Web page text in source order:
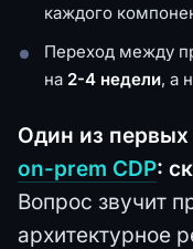
каждого
Переход между
на 2-4 недели, а
Один из
on-prem CDP:
Вопрос звучит
архитектурное